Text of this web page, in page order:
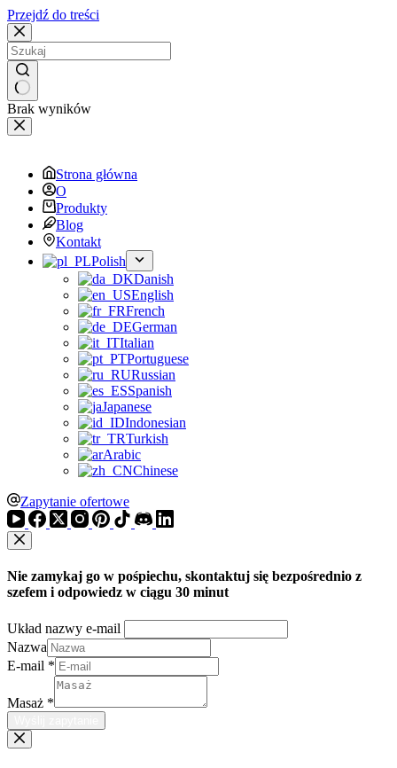
Przejdź do treści
Brak wyników
Strona główna
O
Produkty
Blog
Kontakt
Polish
Danish
English
French
German
Italian
Portuguese
Russian
Spanish
Japanese
Indonesian
Turkish
Arabic
Chinese
Zapytanie ofertowe
Nie zamykaj go w pośpiechu, skontaktuj się bezpośrednio z
szefem i odpowiedz w ciągu 30 minut
Układ nazwy e-mail
Nazwa
E-mail *
Masaż *